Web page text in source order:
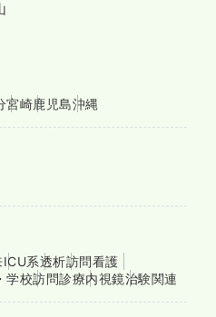
宮崎鹿児島沖縄
ICU系透析訪問看護
学校訪問診療内視鏡治験関連